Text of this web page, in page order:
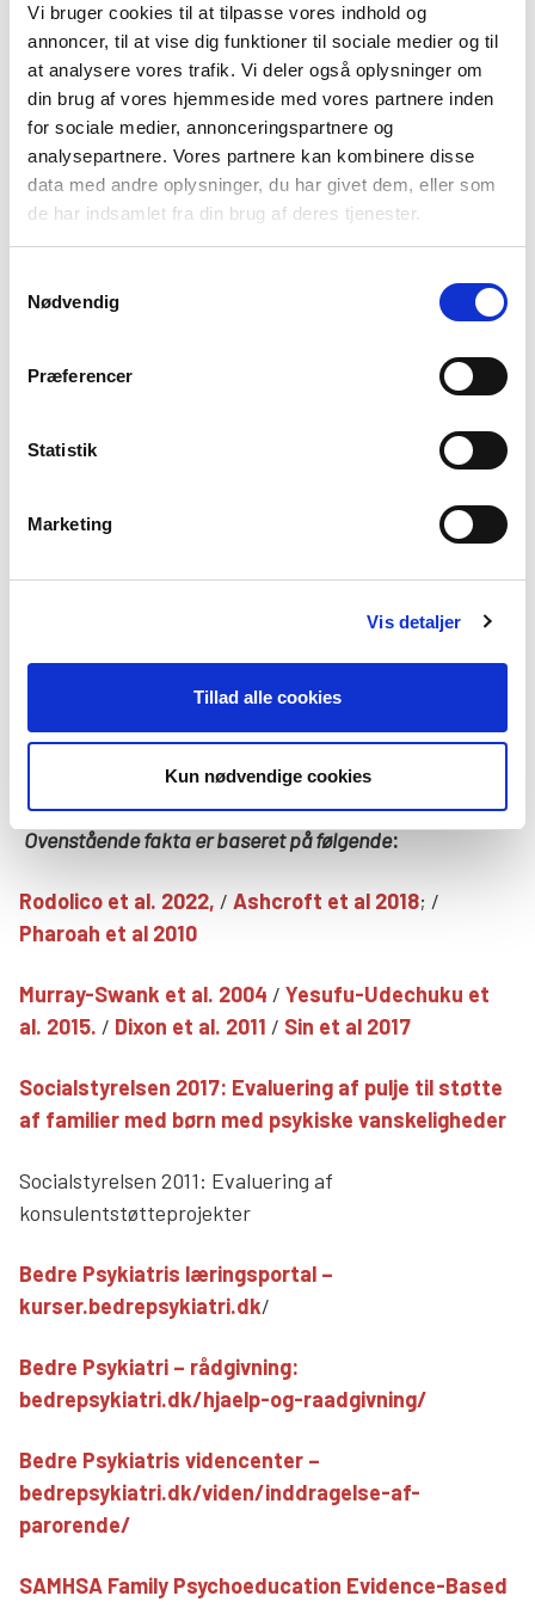
Vi bruger cookies til at tilpasse vores indhold og
annoncer, til at vise dig funktioner til sociale medier og til
at analysere vores trafik. Vi deler også oplysninger om
din brug af vores hjemmeside med vores partnere inden
for sociale medier, annonceringspartnere og
analysepartnere. Vores partnere kan kombinere disse
data med andre oplysninger, du har givet dem, eller som
de har indsamlet fra din brug af deres tjenester.
Nødvendig
Præferencer
Statistik
Marketing
Vis detaljer
Tillad alle cookies
Kun nødvendige cookies
Danske Patienter i 2022 og Regeringens
Psykiatriudvalg i 2013.
Chefanalytiker
Emma Fleming
Telefon: 2747 8742
Ovenstående fakta er baseret på følgende:
Rodolico et al. 2022, / Ashcroft et al 2018; /
Pharoah et al 2010
Murray-Swank et al. 2004 / Yesufu-Udechuku et
al. 2015. / Dixon et al. 2011 / Sin et al 2017
Socialstyrelsen 2017: Evaluering af pulje til støtte
af familier med børn med psykiske vanskeligheder
Socialstyrelsen 2011: Evaluering af
konsulentstøtteprojekter
Bedre Psykiatris læringsportal –
kurser.bedrepsykiatri.dk/
Bedre Psykiatri – rådgivning:
bedrepsykiatri.dk/hjaelp-og-raadgivning/
Bedre Psykiatris videncenter –
bedrepsykiatri.dk/viden/inddragelse-af-
parorende/
SAMHSA Family Psychoeducation Evidence-Based